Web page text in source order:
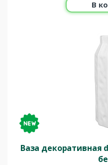
В
Ваза декоративная